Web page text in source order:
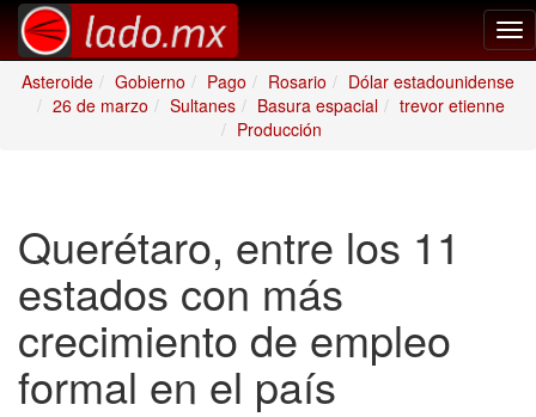
Asteroide
Gobierno Pago Rosario
Dólar estadounidense
26 de marzo
Sultanes Basura espacial
trevor etienne
Producción
Querétaro, entre los 11
estados con más
crecimiento de empleo
formal en el país